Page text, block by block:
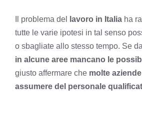
Il problema del lavoro in Italia ha
tutte le varie ipotesi in tal senso
o sbagliate allo stesso tempo. Se
in alcune aree mancano le
giusto affermare che molte
assumere del personale